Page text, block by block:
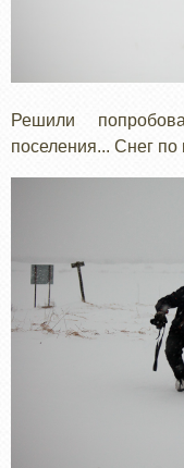
Решили
поселения... Снег по